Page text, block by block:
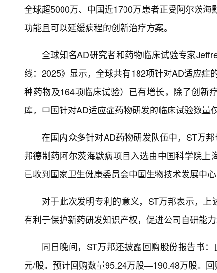
全球超5000万、中国近1700万患者正受阿尔茨
功能且可以延缓病程的创新治疗方案。
全球知名AD研究者和药物临床试验专家
线：2025》显示，全球共有182项针对AD适应
种药物及164项临床试验）已有增长，除了创新
库，中国针对AD适应症药物研发的临床试验数量
在国内众多针对AD药物研发队伍中，ST万
邦德制药阿尔茨海默病项目入选由中国科学院
已收到国家卫生健康委员会中国生物技术发展中
对于此次发明专利的意义，ST万邦表示，
有利于保护新药研发知识产权，促进公司自研能
同日晚间，ST万邦还披露回购股份报告书
元/股。预计回购数量95.24万股—190.48万股。